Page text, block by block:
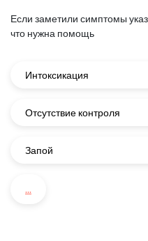
Если заметили симптомы
что нужна помощь
Интоксикация
Отсутствие контроля
Запой
...